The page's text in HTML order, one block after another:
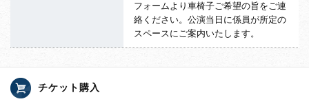
フォームより車椅子ご希望の旨をご連
絡ください。公演当日に係員が所定の
スペースにご案内いたします。
チケット購入